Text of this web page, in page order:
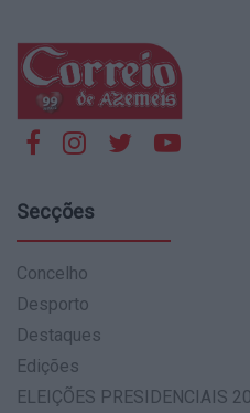
Secções
Concelho
Desporto
Destaques
Edições
ELEIÇÕES PRESIDENCIAIS